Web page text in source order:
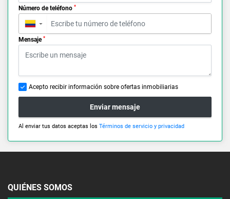
Número de teléfono *
▼
Mensaje *
Acepto recibir información sobre ofertas inmobiliarias
Enviar mensaje
Al enviar tus datos aceptas los Términos de servicio y privacidad
QUIÉNES SOMOS